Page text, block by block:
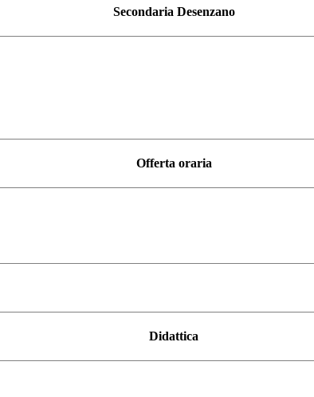
Secondaria Desenzano
Offerta oraria
Didattica